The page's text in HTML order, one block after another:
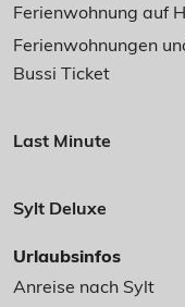
Ferienwohnung auf
Ferienwohnungen
Bussi Ticket
Last Minute
Sylt Deluxe
Urlaubsinfos
Anreise nach Sylt